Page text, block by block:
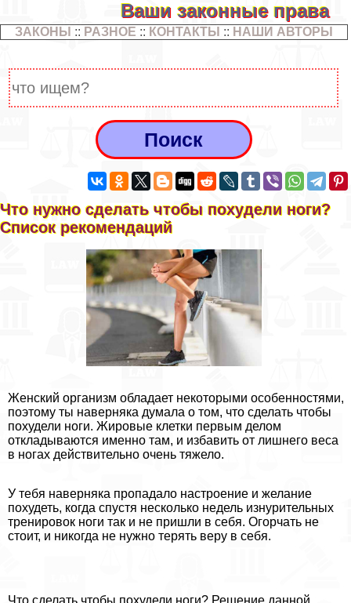
Ваши законные права
ЗАКОНЫ :: РАЗНОЕ :: КОНТАКТЫ :: НАШИ АВТОРЫ
Что нужно сделать чтобы похудели ноги?
Список рекомендаций
Женский организм обладает некоторыми особенностями,
поэтому ты наверняка думала о том, что сделать чтобы
похудели ноги. Жировые клетки первым делом
откладываются именно там, и избавить от лишнего веса
в ногах действительно очень тяжело.
У тебя наверняка пропадало настроение и желание
похудеть, когда спустя несколько недель изнурительных
тренировок ноги так и не пришли в себя. Огорчать не
стоит, и никогда не нужно терять веру в себя.